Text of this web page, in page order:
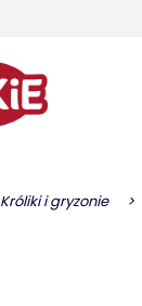
Króliki i gryzonie